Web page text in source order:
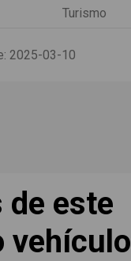
Turismo
2025-03-10
de este
vehículo